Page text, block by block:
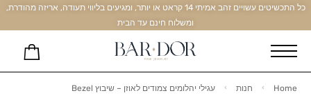
כל התכשיטים עשויים זהב אמיתי 14 קראט או יותר, ומגיעים בליווי תעודה, אריזה מהודרת,
ומשלוח חינם עד הבית
Home חנות עגילי יהלומים צמודים לאוזן – שיבוץ Bezel